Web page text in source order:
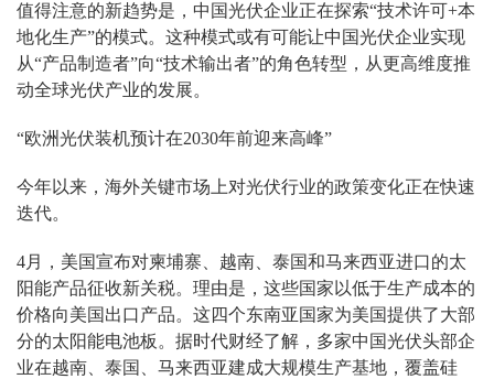
值得注意的新趋势是，中国光伏企业正在探索“技术许可+本
地化生产”的模式。这种模式或有可能让中国光伏企业实现
从“产品制造者”向“技术输出者”的角色转型，从更高维度推
动全球光伏产业的发展。
“欧洲光伏装机预计在2030年前迎来高峰”
今年以来，海外关键市场上对光伏行业的政策变化正在快速
迭代。
4月，美国宣布对柬埔寨、越南、泰国和马来西亚进口的太
阳能产品征收新关税。理由是，这些国家以低于生产成本的
价格向美国出口产品。这四个东南亚国家为美国提供了大部
分的太阳能电池板。据时代财经了解，多家中国光伏头部企
业在越南、泰国、马来西亚建成大规模生产基地，覆盖硅